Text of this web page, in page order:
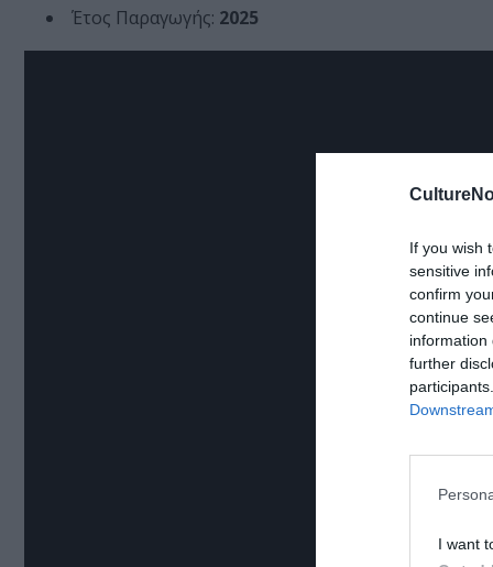
If you wish
sensitive
confirm
continue
information
further
I want
Έτος Παραγωγής: 2025